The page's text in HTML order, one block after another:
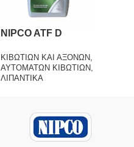
NIPCO ATF D
ΚΙΒΩΤΙΩΝ ΚΑΙ ΑΞΟΝΩΝ,
ΑΥΤΟΜΑΤΩΝ ΚΙΒΩΤΙΩΝ,
ΛΙΠΑΝΤΙΚΑ